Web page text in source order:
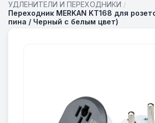
УДЛЕНИТЕЛИ И ПЕРЕХОДНИКИ /
Переходник MERKAN KT168 для
пина / Черный с белым цвет)